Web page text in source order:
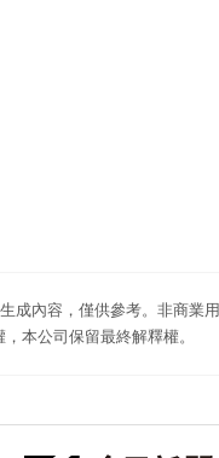
成內容，僅供參考。非商業
本公司保留最終解釋權。